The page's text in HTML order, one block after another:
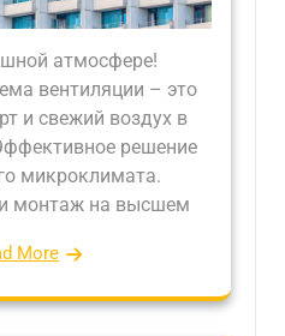
атмосфере!
вентиляции – это
и свежий воздух в
решение
микроклимата.
монтаж на высшем
More